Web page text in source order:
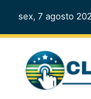
sex, 7 agosto